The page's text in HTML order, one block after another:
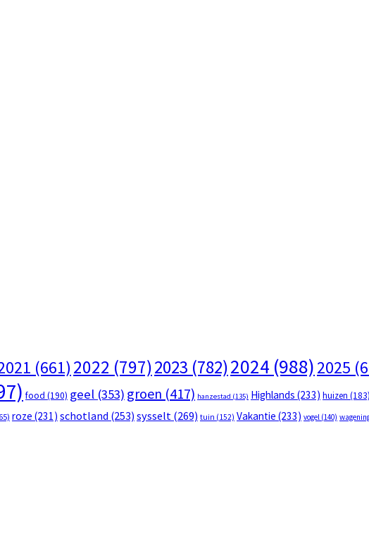
(661) 2022 (797)2023 (782)2024 (988) 2025
food (190) geel (353) groen (417) hanzestad (135) Highlands (233) huizen (183)
roze (231) schotland (253) sysselt (269) tuin (152) Vakantie (233) vogel (140)